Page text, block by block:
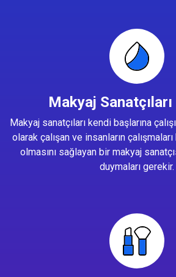
Makyaj
Makyaj sanatçıları kendi başlarına
olarak çalışan ve insanların
olmasını sağlayan bir makyaj
duymaları gerekir.